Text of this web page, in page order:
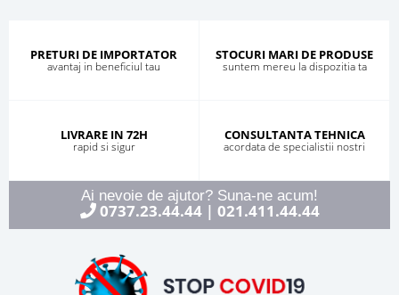
PRETURI DE IMPORTATOR
avantaj in beneficiul tau
STOCURI MARI DE PRODUSE
suntem mereu la dispozitia ta
LIVRARE IN 72H
rapid si sigur
CONSULTANTA TEHNICA
acordata de specialistii nostri
Ai nevoie de ajutor? Suna-ne acum!
0737.23.44.44| 021.411.44.44